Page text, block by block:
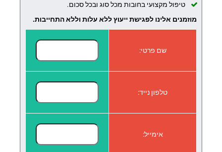
טיפול מקצועי בחובות מכל סוג ובכל סכום.
מוזמנים אלינו לפגישת ייעוץ ללא עלות וללא התחייבות.
שם פרטי:
טלפון נייד:
אימייל: